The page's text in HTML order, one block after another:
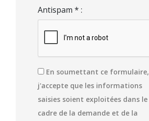
Antispam * :
En soumettant ce formulaire,
j'accepte que les informations
saisies soient exploitées dans le
cadre de la demande et de la